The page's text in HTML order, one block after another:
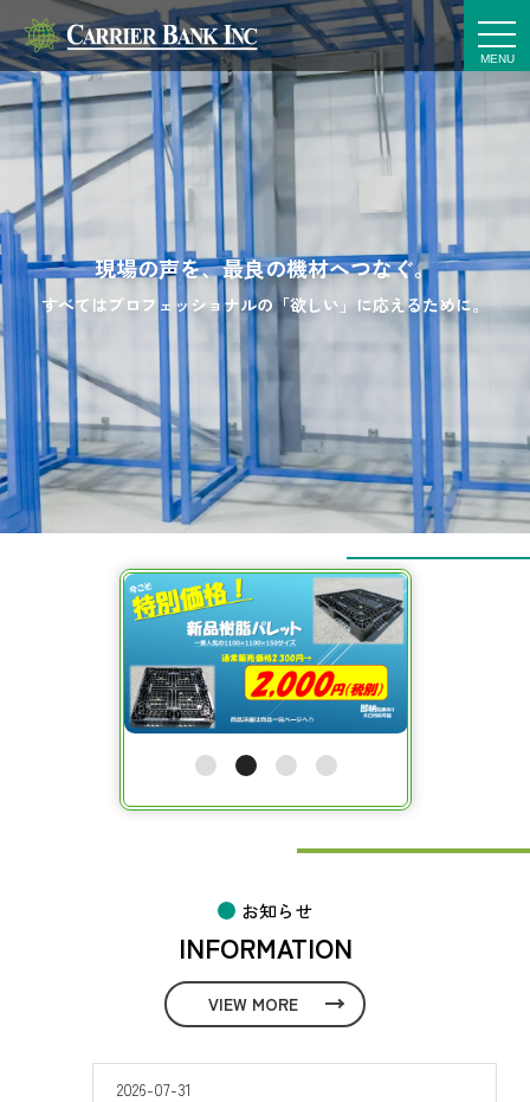
t
o
g
g
i
現場の声を、最良の機材へつなぐ。
すべてはプロフェッショナルの「欲しい」に応えるために。
お知らせ
INFORMATION
VIEW MORE
2026-07-31